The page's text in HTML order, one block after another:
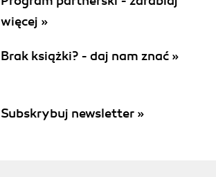
więcej »
Brak książki? - daj nam znać »
Subskrybuj newsletter »